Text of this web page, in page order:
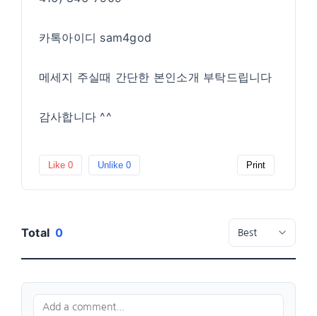
카톡아이디 sam4god
메세지 주실때 간단한 본인소개 부탁드립니다
감사합니다 ^^
Like 0 Unlike0 Print
Total 0